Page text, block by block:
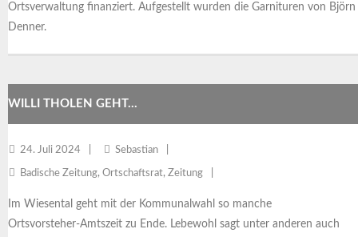
Ortsverwaltung finanziert. Aufgestellt wurden die Garnituren von Björn
Denner.
WILLI THOLEN GEHT…
24. Juli 2024 Sebastian
Badische Zeitung, Ortschaftsrat, Zeitung
Im Wiesental geht mit der Kommunalwahl so manche
Ortsvorsteher-Amtszeit zu Ende. Lebewohl sagt unter anderen auch